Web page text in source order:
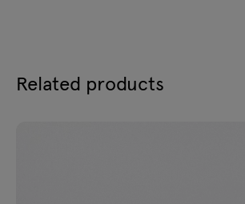
Related products